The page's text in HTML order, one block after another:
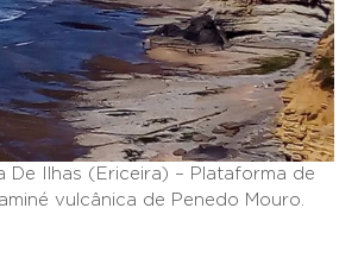
De Ilhas (Ericeira) – Plataforma de
vulcânica de Penedo Mouro.